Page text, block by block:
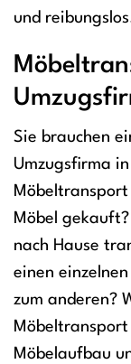
und
Sie brauchen
Umzugsfirma
Möbeltransport
Möbel
nach Hause
einen
zum anderen?
Möbeltransport
Möbelaufbau